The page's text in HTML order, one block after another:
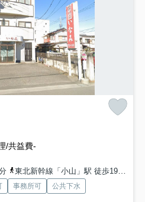
/共益費-
東北新幹線「小山」駅 徒歩19分
事務所可 公共下水